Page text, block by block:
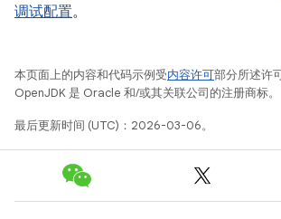
调试配置。
本页面上的内容和代码示例受内容许可部分所述许
OpenJDK 是 Oracle 和/或其关联公司的注册商标。
最后更新时间 (UTC)：2026-03-06。